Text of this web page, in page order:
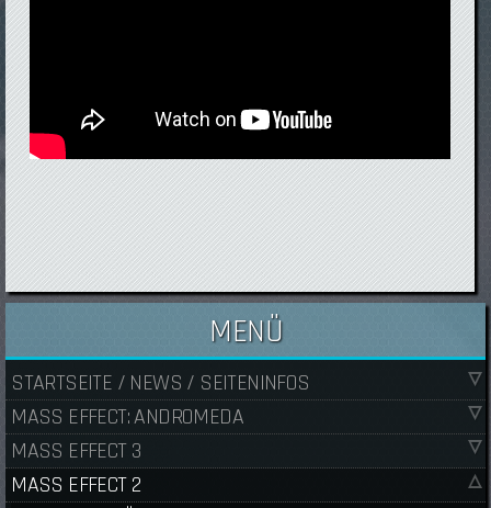
MENÜ
STARTSEITE / NEWS / SEITENINFOS
MASS EFFECT: ANDROMEDA
MASS EFFECT 3
MASS EFFECT 2